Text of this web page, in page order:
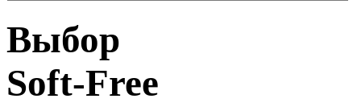
Выбор
Soft-Free